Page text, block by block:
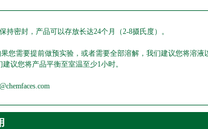
密封，产品可以存放长达24个月（2-8摄氏度）。
您需要提前做预实验，或者需要全部溶解，我们建议您将溶
议您将产品平衡至室温至少1小时。